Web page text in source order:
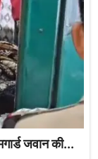
जवान की...